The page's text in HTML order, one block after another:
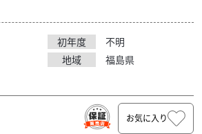
初年度
不明
地域
福島県
お気に入り